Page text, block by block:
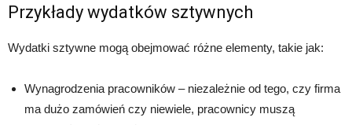
Przykłady wydatków sztywnych
Wydatki sztywne mogą obejmować różne elementy, takie jak:
Wynagrodzenia pracowników – niezależnie od tego, czy firma
ma dużo zamówień czy niewiele, pracownicy muszą